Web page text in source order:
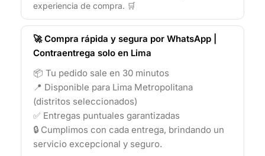
experiencia de compra. 🛒
🚀 Compra rápida y segura por WhatsApp |
Contraentrega solo en Lima
📦 Tu pedido sale en 30 minutos
📍 Disponible para Lima Metropolitana
(distritos seleccionados)
✅ Entregas puntuales garantizadas
🔒 Cumplimos con cada entrega, brindando un
servicio excepcional y seguro.